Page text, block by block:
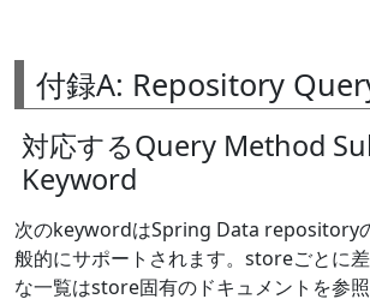
付録A: Repository
対応するQuery Method
Keyword
次のkeywordはSpring Data repository
般的にサポートされます。storeごとに
な一覧はstore固有のドキュメントを参照